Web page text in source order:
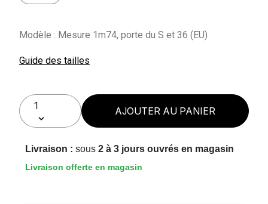
Modèle : Mesure 1m74, porte du S et 36 (EU)
Guide des tailles
AJOUTER AU PANIER
Livraison : sous 2 à 3 jours ouvrés en magasin
Livraison offerte en magasin